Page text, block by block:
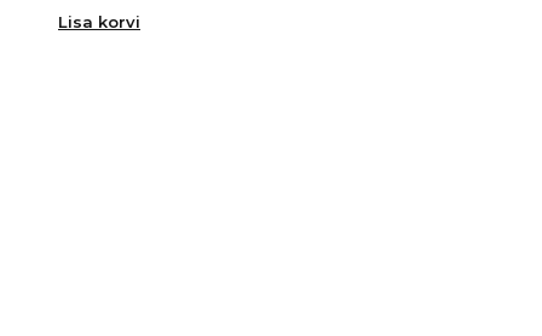
Lisa korvi